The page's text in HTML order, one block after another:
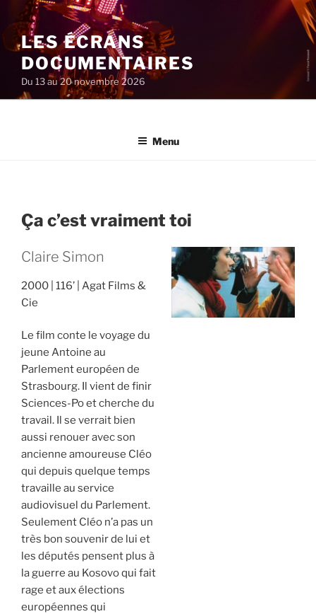
au
contenu
principal
LES ÉCRANS
DOCUMENTAIRES
Du 13 au 20 novembre 2026
Menu
Ça c’est vraiment toi
Claire Simon
2000 116’
Agat Films &
Cie
Le film conte le voyage du
jeune Antoine au
Parlement européen de
Strasbourg. Il vient de finir
Sciences-Po et cherche du
travail. Il se verrait bien
aussi renouer avec son
ancienne amoureuse Cléo
qui depuis quelque temps
travaille au service
audiovisuel du Parlement.
Seulement Cléo n’a pas un
très bon souvenir de lui et
les députés pensent plus à
la guerre au Kosovo qui fait
rage et aux élections
européennes qui